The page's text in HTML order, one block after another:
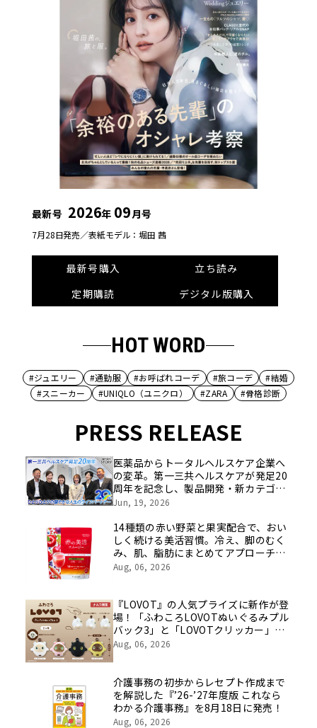
最新号 2026年 09月号
7月28日発売／表紙モデル：堀田 茜
最新号購入
立ち読み
定期購読
デジタル版購入
HOT WORD
#ジュエリー #通勤服 #お呼ばれコーデ #旅コーデ
#結婚
#スニーカー
#UNIQLO（ユニクロ） #ZARA #骨格診断
PRESS RELEASE
医薬品からトータルヘルスケア企業へ
の変革。第一三共ヘルスケアが発足20
周年を記念し、製品開発・新カテゴリ
挑戦の舞台や旧社統合時のエピソード
像を公開！
Jun, 19, 2026
14種類の赤い野菜と果実配合で、おい
しく続ける美活習慣。冷え、脚のむく
み、肌、脂肪にまとめてアプローチす
る機能性表示食品が新登場
Aug, 06, 2026
『LOVOT』の人気プライズに新作が登
場！「ふわころLOVOTぬいぐるみプル
バック3」と「LOVOTクリッカー」が
全国のバンダイナムコアミューズメン
Aug, 06, 2026
介護事務の初歩からレセプト作成まで
を解説した『’26-’27年度版 これなら
わかる介護事務』を8月18日に発売！
Aug, 06, 2026